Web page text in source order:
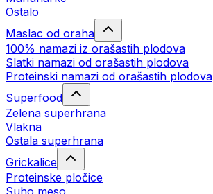
Ostalo
Maslac od oraha
100% namazi iz orašastih plodova
Slatki namazi od orašastih plodova
Proteinski namazi od orašastih plodova
Superfood
Zelena superhrana
Vlakna
Ostala superhrana
Grickalice
Proteinske pločice